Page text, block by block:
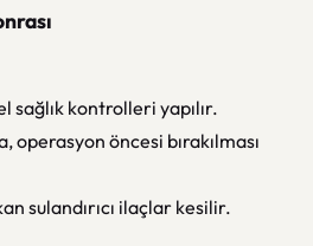
sağlık kontrolleri yapılır.
operasyon öncesi bırakılması
sulandırıcı ilaçlar kesilir.